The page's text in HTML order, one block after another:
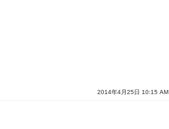
2014年4月25日 10:15 AM